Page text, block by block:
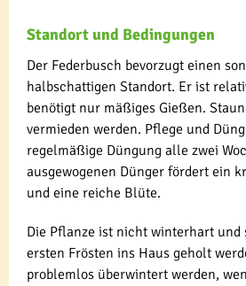
Standort und Bedingungen
Der Federbusch bevorzugt einen
halbschattigen Standort. Er ist
benötigt nur mäßiges Gießen.
vermieden werden. Pflege und
regelmäßige Düngung alle zwei
ausgewogenen Dünger fördert ein
und eine reiche Blüte.
Die Pflanze ist nicht winterhart und
ersten Frösten ins Haus geholt
problemlos überwintert werden,